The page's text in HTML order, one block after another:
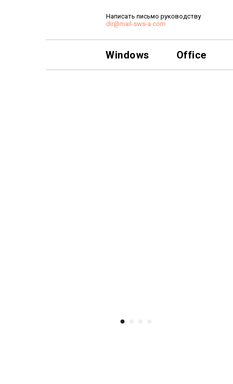
Написать письмо руководству
dir@mail-sws-a.com
Windows Office